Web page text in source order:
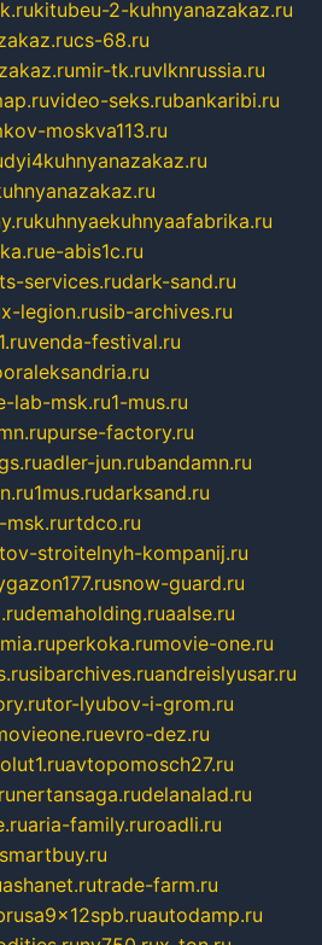
kitubeu-2-kuhnyanazakaz.ru
cs-68.ru
mir-tk.ruvlknrussia.ru
video-seks.rubankaribi.ru
moskva113.ru
kuhnyaekuhnyaafabrika.ru
e-abis1c.ru
services.rudark-sand.ru
x-legion.rusib-archives.ru
venda-festival.ru
lab-msk.ru1-mus.ru
purse-factory.ru
adler-jun.rubandamn.ru
1mus.rudarksand.ru
msk.rurtdco.ru
stroitelnyh-kompanij.ru
snow-guard.ru
demaholding.ruaalse.ru
perkoka.rumovie-one.ru
sibarchives.ruandreislyusar.ru
tor-lyubov-i-grom.ru
evro-dez.ru
avtopomosch27.ru
nertansaga.rudelanalad.ru
aria-family.ruroadli.ru
ashanet.rutrade-farm.ru
autodamp.ru